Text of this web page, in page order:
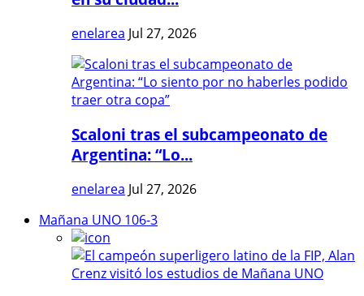
enelarea Jul 27, 2026
Scaloni tras el subcampeonato de
Argentina: “Lo...
enelarea Jul 27, 2026
Mañana UNO 106-3